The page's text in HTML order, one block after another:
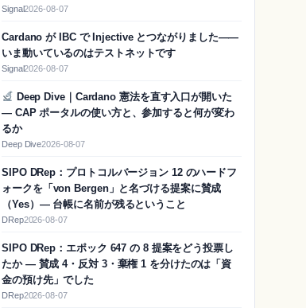
Signal2026-08-07
Cardano が IBC で Injective とつながりました——
いま動いているのはテストネットです
Signal2026-08-07
Deep Dive｜Cardano 憲法を直す入口が開いた
— CAP ポータルの使い方と、参加すると何が変わ
るか
Deep Dive2026-08-07
SIPO DRep：プロトコルバージョン 12 のハードフ
ォークを「von Bergen」と名づける提案に賛成
（Yes）― 台帳に名前が残るということ
DRep2026-08-07
SIPO DRep：エポック 647 の 8 提案をどう投票し
たか ― 賛成 4・反対 3・棄権 1 を分けたのは「資
金の預け先」でした
DRep2026-08-07